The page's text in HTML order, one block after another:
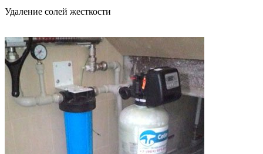
Удаление солей жесткости